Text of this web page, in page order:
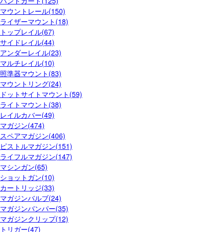
マウントレール(150)
ライザーマウント(18)
トップレイル(67)
サイドレイル(44)
アンダーレイル(23)
マルチレイル(10)
照準器マウント(83)
マウントリング(24)
ドットサイトマウント(59)
ライトマウント(38)
レイルカバー(49)
マガジン(474)
スペアマガジン(406)
ピストルマガジン(151)
ライフルマガジン(147)
マシンガン(65)
ショットガン(10)
カートリッジ(33)
マガジンバルブ(24)
マガジンバンパー(35)
マガジンクリップ(12)
トリガー(47)